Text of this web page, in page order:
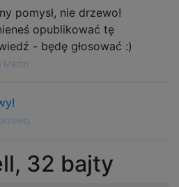
pomysł, nie drzewo!
opublikować tę
- będę głosować :)
Martin
32 bajty